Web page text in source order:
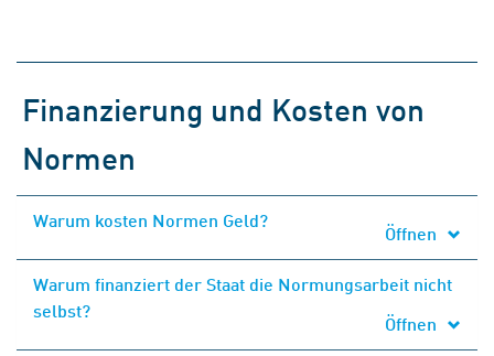
Finanzierung und Kosten von
Normen
Warum kosten Normen Geld?
Öffnen
Warum finanziert der Staat die Normungsarbeit nicht
selbst?
Öffnen